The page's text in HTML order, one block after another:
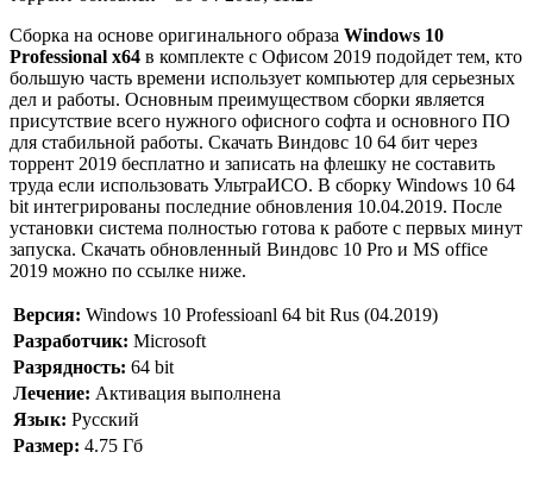
Сборка на основе оригинального образа Windows 10
Professional x64 в комплекте с Офисом 2019 подойдет тем, кто
большую часть времени использует компьютер для серьезных
дел и работы. Основным преимуществом сборки является
присутствие всего нужного офисного софта и основного ПО
для стабильной работы. Скачать Виндовс 10 64 бит через
торрент 2019 бесплатно и записать на флешку не составить
труда если использовать УльтраИСО. В сборку Windows 10 64
bit интегрированы последние обновления 10.04.2019. После
установки система полностью готова к работе с первых минут
запуска. Скачать обновленный Виндовс 10 Pro и MS office
2019 можно по ссылке ниже.
Версия: Windows 10 Professioanl 64 bit Rus (04.2019)
Разработчик: Microsoft
Разрядность: 64 bit
Лечение: Активация выполнена
Язык: Русский
Размер: 4.75 Гб